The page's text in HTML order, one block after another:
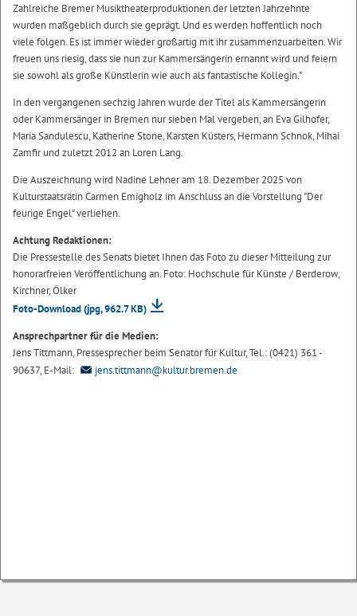
Zahlreiche Bremer Musiktheaterproduktionen der letzten Jahrzehnte
wurden maßgeblich durch sie geprägt. Und es werden hoffentlich noch
viele folgen. Es ist immer wieder großartig mit ihr zusammenzuarbeiten. Wir
freuen uns riesig, dass sie nun zur Kammersängerin ernannt wird und feiern
sie sowohl als große Künstlerin wie auch als fantastische Kollegin."
In den vergangenen sechzig Jahren wurde der Titel als Kammersängerin
oder Kammersänger in Bremen nur sieben Mal vergeben, an Eva Gilhofer,
Maria Sandulescu, Katherine Stone, Karsten Küsters, Hermann Schnok, Mihai
Zamfir und zuletzt 2012 an Loren Lang.
Die Auszeichnung wird Nadine Lehner am 18. Dezember 2025 von
Kulturstaatsrätin Carmen Emigholz im Anschluss an die Vorstellung "Der
feurige Engel" verliehen.
Achtung Redaktionen:
Die Pressestelle des Senats bietet Ihnen das Foto zu dieser Mitteilung zur
honorarfreien Veröffentlichung an. Foto: Hochschule für Künste / Berderow,
Kirchner, Ölker
Foto-Download(jpg, 962.7 KB)
Ansprechpartner für die Medien:
Jens Tittmann, Pressesprecher beim Senator für Kultur, Tel.: (0421) 361 -
90637, E-Mail:
jens.tittmann@kultur.bremen.de